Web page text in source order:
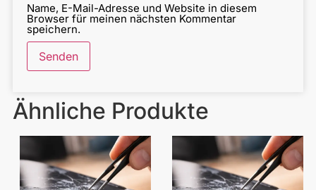
Name, E-Mail-Adresse und Website in diesem
Browser für meinen nächsten Kommentar
speichern.
Ähnliche Produkte